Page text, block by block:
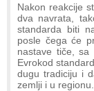
Nakon reakcije
dva navrata,
standarda biti
posle čega će
nastave tiče, sa
Evrokod
dugu tradiciju i
zemlji i u regionu.